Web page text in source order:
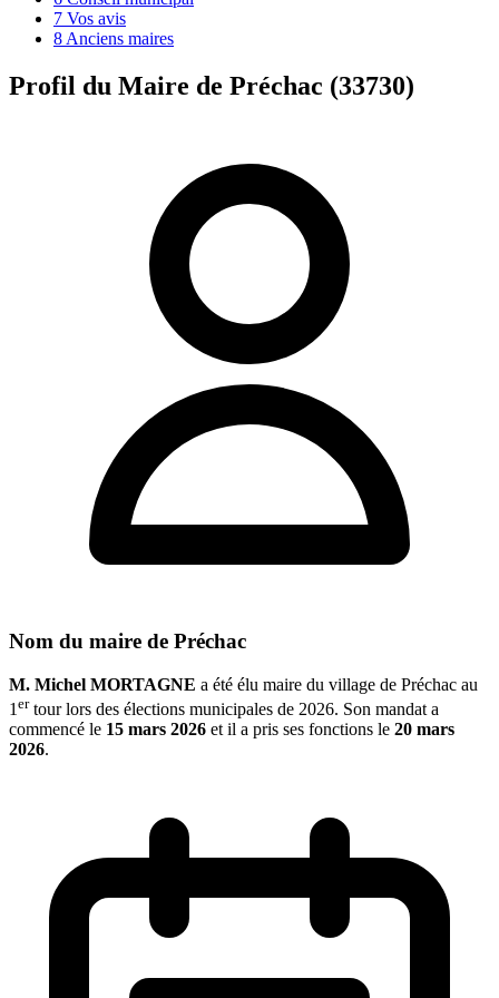
7 Vos avis
8 Anciens maires
Profil du Maire de Préchac (33730)
Nom du maire de Préchac
M. Michel MORTAGNE a été élu maire du village de Préchac au
1ertour lors des élections municipales de 2026. Son mandat a
commencé le 15 mars 2026 et il a pris ses fonctions le 20 mars
2026.